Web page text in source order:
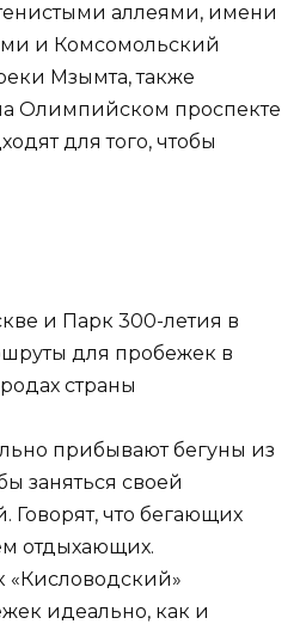
аллеями, имени
и Комсомольский
Мзымта, также
Олимпийском проспекте
для того, чтобы
прибывают бегуны из
заняться своей
что бегающих
отдыхающих.
идеально, как и